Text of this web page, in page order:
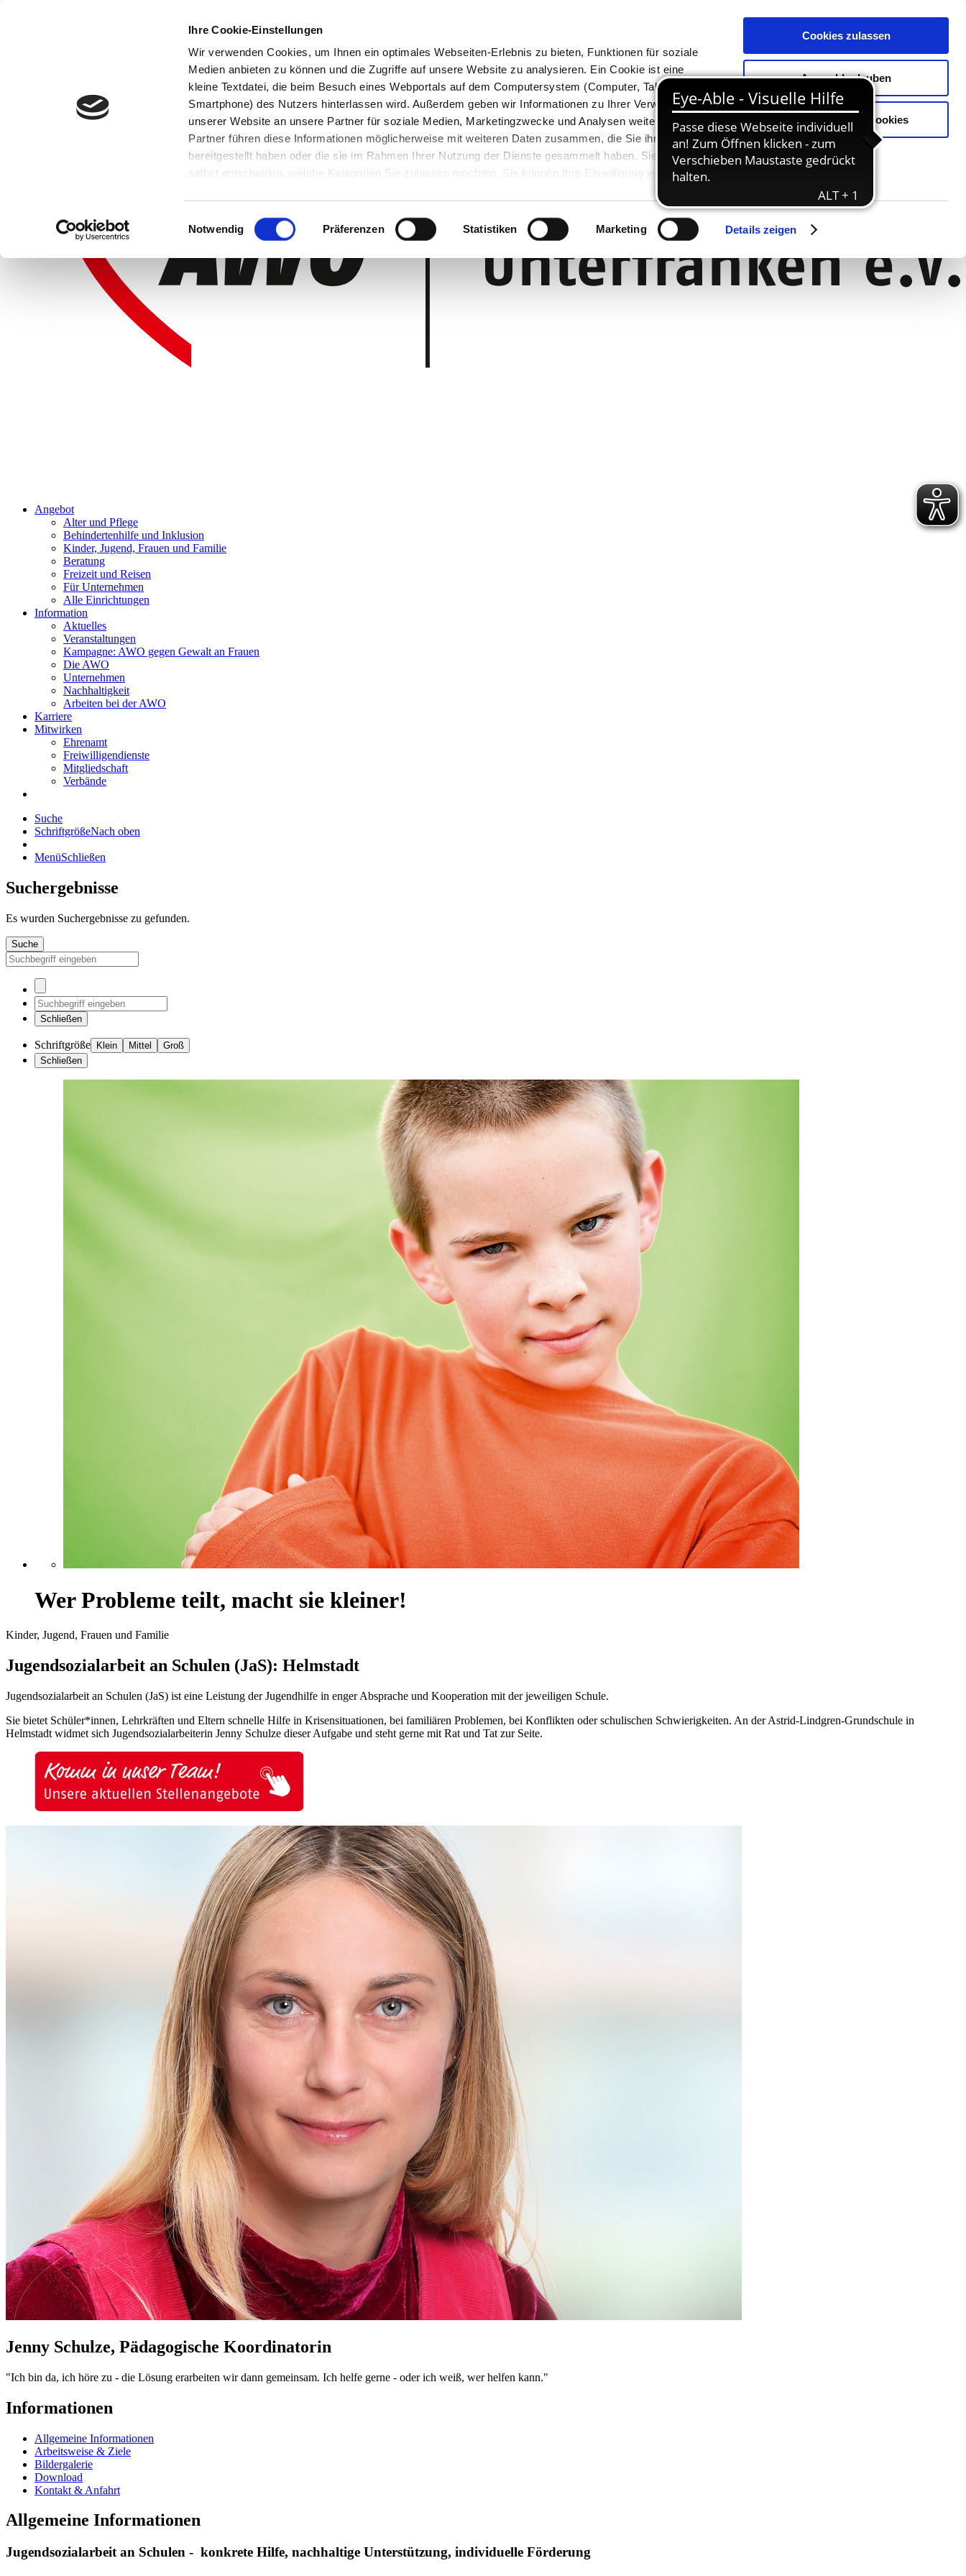
Ihre Cookie-Einstellungen
Wir verwenden Cookies, um Ihnen ein optimales Webseiten-Erlebnis zu bieten, Funktionen für soziale
Medien anbieten zu können und die Zugriffe auf unsere Website zu analysieren. Ein Cookie ist eine
kleine Textdatei, die beim Besuch eines Webportals auf dem Computersystem (Computer, Tablet oder
Smartphone) des Nutzers hinterlassen wird. Außerdem geben wir Informationen zu Ihrer Verwendung
unserer Website an unsere Partner für soziale Medien, Marketingzwecke und Analysen weiter. Unsere
Partner führen diese Informationen möglicherweise mit weiteren Daten zusammen, die Sie ihnen
bereitgestellt haben oder die sie im Rahmen Ihrer Nutzung der Dienste gesammelt haben. Sie können
selbst entscheiden, welche Kategorien Sie zulassen möchten. Sie können Ihre Einwilligung jederzeit
Einwilligungsauswahl
Notwendig Präferenzen Statistiken Marketing Details zeigen
Cookies zulassen
Auswahl erlauben
Nur notwendige Cookies
Angebot
Alter und Pflege
Behindertenhilfe und Inklusion
Kinder, Jugend, Frauen und Familie
Beratung
Freizeit und Reisen
Für Unternehmen
Alle Einrichtungen
Information
Aktuelles
Veranstaltungen
Kampagne: AWO gegen Gewalt an Frauen
Die AWO
Unternehmen
Nachhaltigkeit
Arbeiten bei der AWO
Karriere
Mitwirken
Ehrenamt
Freiwilligendienste
Mitgliedschaft
Verbände
Suche
SchriftgrößeNach oben
MenüSchließen
Suchergebnisse
Es wurden Suchergebnisse zu gefunden.
Suche
Schließen
Schriftgröße Klein Mittel
Groß
Schließen
Wer Probleme teilt, macht sie kleiner!
Kinder, Jugend, Frauen und Familie
Jugendsozialarbeit an Schulen (JaS): Helmstadt
Jugendsozialarbeit an Schulen (JaS) ist eine Leistung der Jugendhilfe in enger Absprache und Kooperation mit der jeweiligen Schule.
Sie bietet Schüler*innen, Lehrkräften und Eltern schnelle Hilfe in Krisensituationen, bei familiären Problemen, bei Konflikten oder schulischen Schwierigkeiten. An der Astrid-Lindgren-Grundschule in
Helmstadt widmet sich Jugendsozialarbeiterin Jenny Schulze dieser Aufgabe und steht gerne mit Rat und Tat zur Seite.
Jenny Schulze, Pädagogische Koordinatorin
"Ich bin da, ich höre zu - die Lösung erarbeiten wir dann gemeinsam. Ich helfe gerne - oder ich weiß, wer helfen kann."
Informationen
Allgemeine Informationen
Arbeitsweise & Ziele
Bildergalerie
Download
Kontakt & Anfahrt
Allgemeine Informationen
Jugendsozialarbeit an Schulen - konkrete Hilfe, nachhaltige Unterstützung, individuelle Förderung